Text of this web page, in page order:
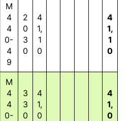
M
4
4
0-
4
9
2
0
3
0
4
1,
1
0
4
1,
1
0
M
4
4
0-
3
3
0
4
1,
0
4
1,
0